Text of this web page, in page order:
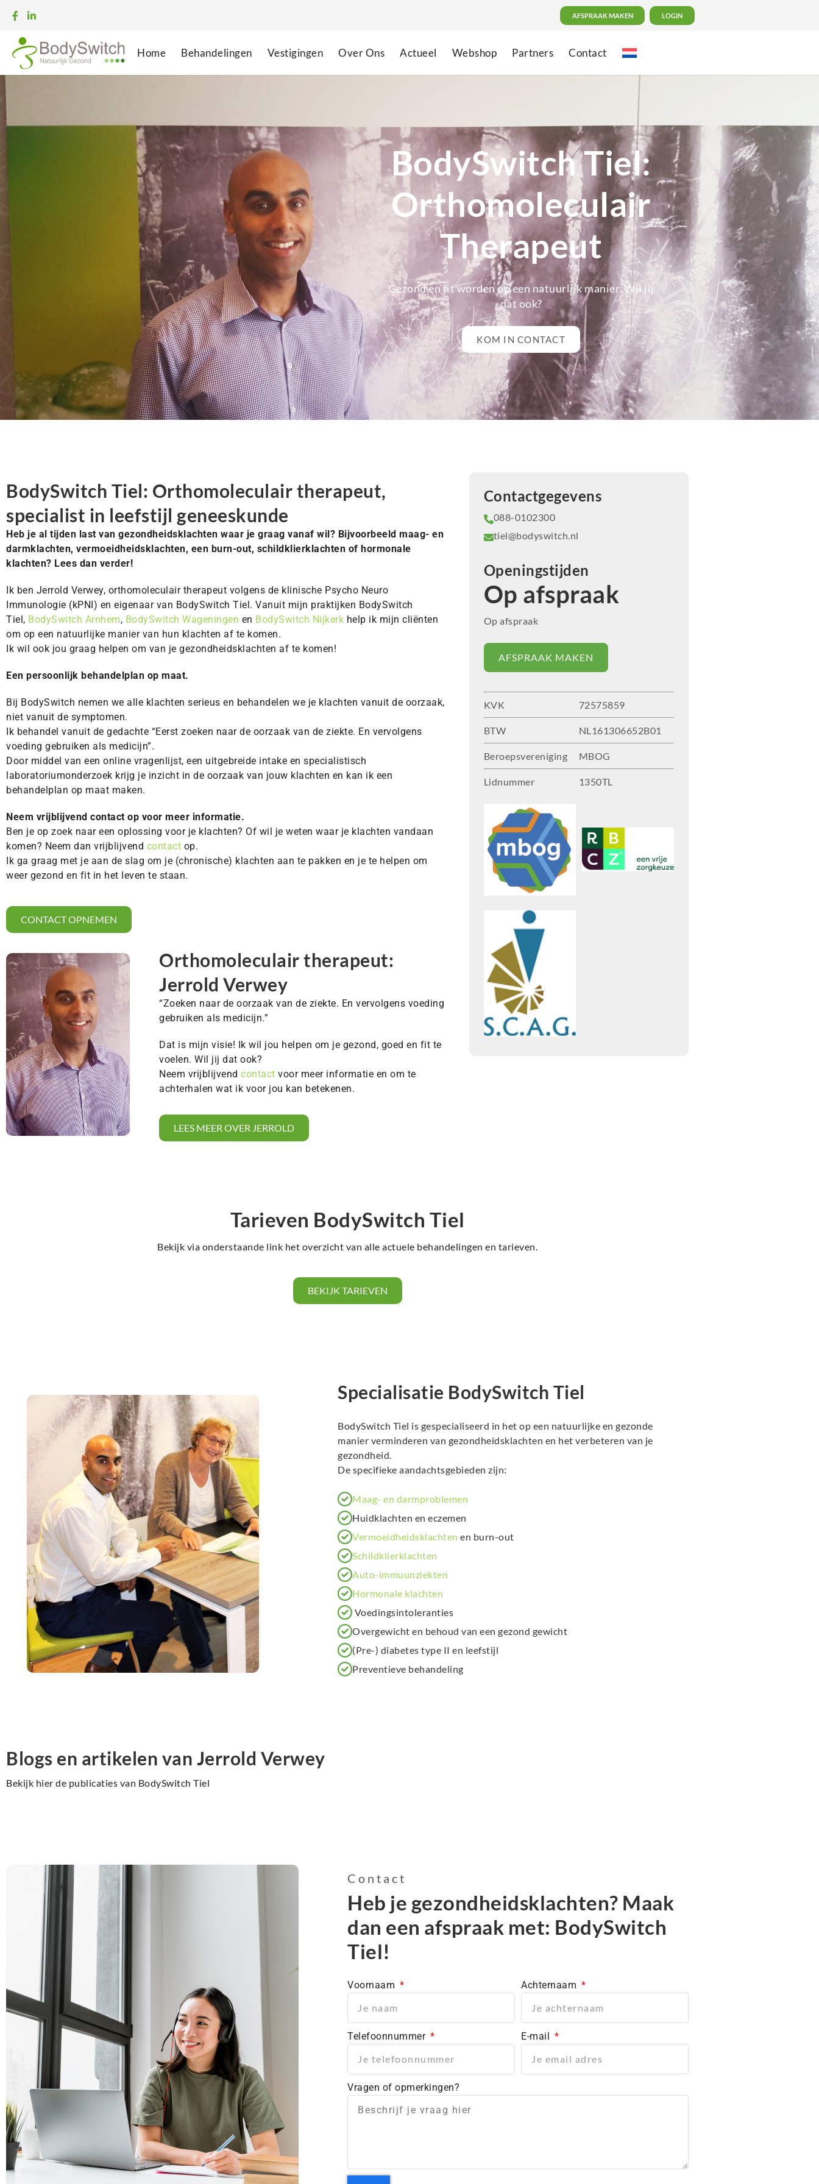
AFSPRAAK MAKEN LOGIN
Home Behandelingen Vestigingen Over Ons Actueel Webshop Partners Contact
BodySwitch Tiel:
Orthomoleculair
Therapeut
Gezond en fit worden op een natuurlijk manier. Wil jij
dat ook?
KOM IN CONTACT
BodySwitch Tiel: Orthomoleculair therapeut,
specialist in leefstijl geneeskunde
Heb je al tijden last van gezondheidsklachten waar je graag vanaf wil? Bijvoorbeeld maag- en
darmklachten, vermoeidheidsklachten, een burn-out, schildklierklachten of hormonale
klachten? Lees dan verder!
Ik ben Jerrold Verwey, orthomoleculair therapeut volgens de klinische Psycho Neuro
Immunologie (kPNI) en eigenaar van BodySwitch Tiel. Vanuit mijn praktijken BodySwitch
Tiel, BodySwitch Arnhem, BodySwitch Wageningen en BodySwitch Nijkerk help ik mijn cliënten
om op een natuurlijke manier van hun klachten af te komen.
Ik wil ook jou graag helpen om van je gezondheidsklachten af te komen!
Een persoonlijk behandelplan op maat.
Bij BodySwitch nemen we alle klachten serieus en behandelen we je klachten vanuit de oorzaak,
niet vanuit de symptomen.
Ik behandel vanuit de gedachte “Eerst zoeken naar de oorzaak van de ziekte. En vervolgens
voeding gebruiken als medicijn”.
Door middel van een online vragenlijst, een uitgebreide intake en specialistisch
laboratoriumonderzoek krijg je inzicht in de oorzaak van jouw klachten en kan ik een
behandelplan op maat maken.
Neem vrijblijvend contact op voor meer informatie.
Ben je op zoek naar een oplossing voor je klachten? Of wil je weten waar je klachten vandaan
komen? Neem dan vrijblijvend contact op.
Ik ga graag met je aan de slag om je (chronische) klachten aan te pakken en je te helpen om
weer gezond en fit in het leven te staan.
CONTACT OPNEMEN
Orthomoleculair therapeut:
Jerrold Verwey
“Zoeken naar de oorzaak van de ziekte. En vervolgens voeding
gebruiken als medicijn.”
Dat is mijn visie! Ik wil jou helpen om je gezond, goed en fit te
voelen. Wil jij dat ook?
Neem vrijblijvendcontact voor meer informatie en om te
achterhalen wat ik voor jou kan betekenen.
LEES MEER OVER JERROLD
Contactgegevens
088-0102300
tiel@bodyswitch.nl
Openingstijden
Op afspraak
Op afspraak
AFSPRAAK MAKEN
KVK 72575859
BTW NL161306652B01
Beroepsvereniging MBOG
Lidnummer 1350TL
Tarieven BodySwitch Tiel
Bekijk via onderstaande link het overzicht van alle actuele behandelingen en tarieven.
BEKIJK TARIEVEN
Specialisatie BodySwitch Tiel
BodySwitch Tiel is gespecialiseerd in het op een natuurlijke en gezonde
manier verminderen van gezondheidsklachten en het verbeteren van je
gezondheid.
De specifieke aandachtsgebieden zijn:
Maag- en darmproblemen
Huidklachten en eczemen
Vermoeidheidsklachten en burn-out
Schildklierklachten
Auto-immuunziekten
Hormonale klachten
Voedingsintoleranties
Overgewicht en behoud van een gezond gewicht
(Pre-) diabetes type II en leefstijl
Preventieve behandeling
Blogs en artikelen van Jerrold Verwey
Bekijk hier de publicaties van BodySwitch Tiel
Contact
Heb je gezondheidsklachten? Maak
dan een afspraak met: BodySwitch
Tiel!
Voornaam Achternaam
Telefoonnummer E-mail
Vragen of opmerkingen?